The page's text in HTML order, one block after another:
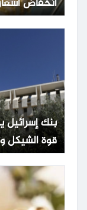
قوة الشيكل